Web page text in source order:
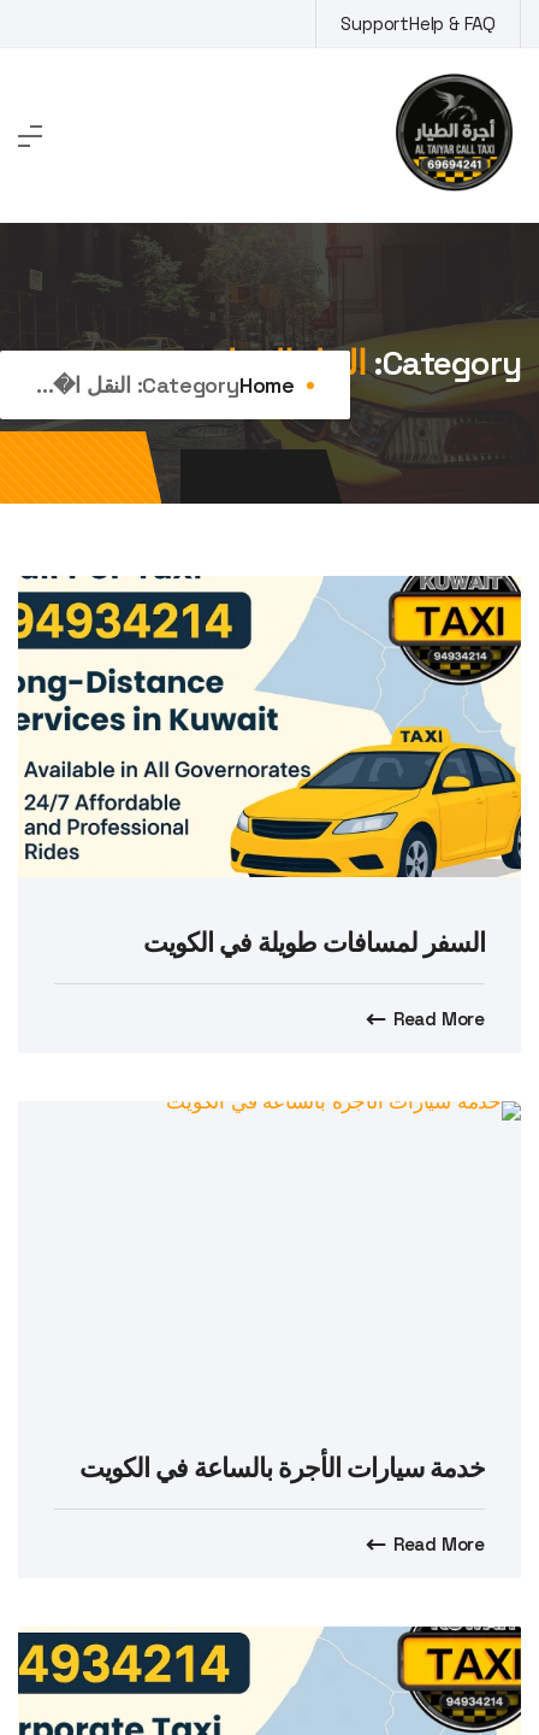
to
content
Help & FAQ
Support
Category: النقل المحلي
Home
Category: النقل ا�...
السفر لمسافات طويلة في الكويت
Read More
خدمة سيارات الأجرة بالساعة في الكويت
Read More